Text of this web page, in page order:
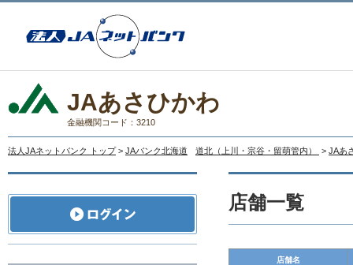
JAあさひかわ
金融機関コード：3210
法人JAネットバンク トップ > JAバンク北海道 道北（上川・宗谷・留萌管内） > JAあ
店舗一覧
店舗名